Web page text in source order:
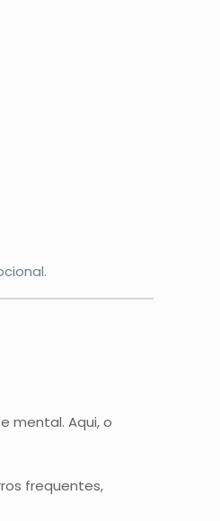
mental. Aqui, o
frequentes,